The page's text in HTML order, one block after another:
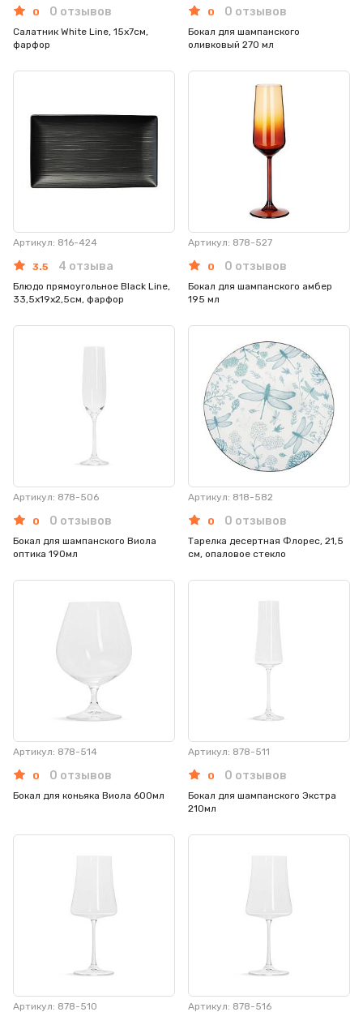
0 0 отзывов
Салатник White Line, 15х7см,
фарфор
0 0 отзывов
Бокал для шампанского
оливковый 270 мл
Артикул: 816-424
3.5 4 отзыва
Блюдо прямоугольное Black Line,
33,5х19х2,5см, фарфор
Артикул: 878-527
0 0 отзывов
Бокал для шампанского амбер
195 мл
Артикул: 878-506
0 0 отзывов
Бокал для шампанского Виола
оптика 190мл
Артикул: 818-582
0 0 отзывов
Тарелка десертная Флорес, 21,5
см, опаловое стекло
Артикул: 878-514
0 0 отзывов
Бокал для коньяка Виола 600мл
Артикул: 878-511
0 0 отзывов
Бокал для шампанского Экстра
210мл
Артикул: 878-510 Артикул: 878-516